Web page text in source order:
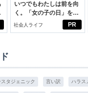
PR
いつでもわたしは前を向
く。「女の子の日」を前
向きに♪社会人エリ・大
社会人ライフ
スタジェニック 言い訳 ハラス